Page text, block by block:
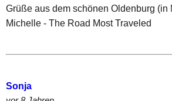
Grüße aus dem schönen Oldenburg (in
Michelle - The Road Most Traveled
Sonja